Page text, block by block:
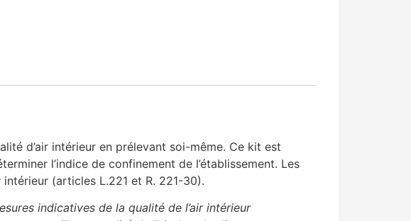
d’air intérieur en prélevant soi-même. Ce kit est
l’indice de confinement de l’établissement. Les
(articles L.221 et R. 221-30).
indicatives de la qualité de l’air intérieur